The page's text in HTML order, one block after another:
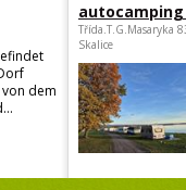
dem
autocamping
Třída.T.G.Masaryka
Skalice